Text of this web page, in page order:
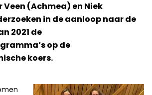
Veen (Achmea) en Niek
in de aanloop naar de
2021 de
op de
koers.